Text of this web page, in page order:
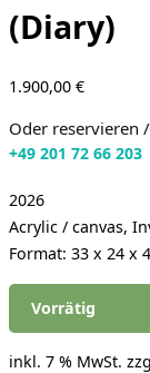
(Diary)
1.900,00 €
Oder reservieren
+49 201 72 66 203
2026
Acrylic / canvas,
Format: 33 x 24 x
Vorrätig
inkl. 7 % MwSt.